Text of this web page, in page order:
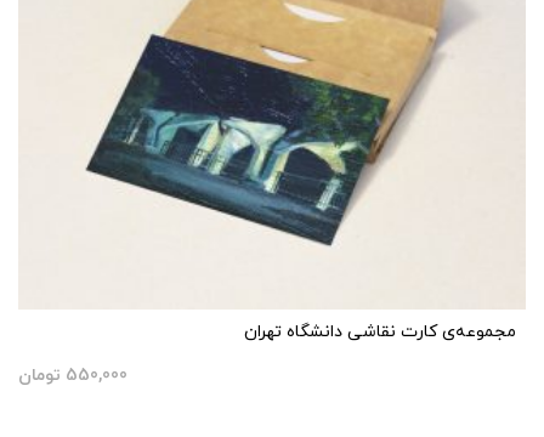
مجموعه‌ی کارت نقاشی دانشگاه تهران
550,000 تومان